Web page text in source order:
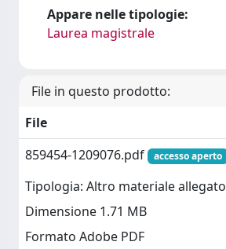
Appare nelle tipologie:
Laurea magistrale
File in questo prodotto:
File
859454-1209076.pdf
accesso aperto
Tipologia: Altro materiale allegato
Dimensione 1.71 MB
Formato Adobe PDF